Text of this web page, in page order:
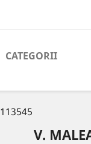
CATEGORII
V.